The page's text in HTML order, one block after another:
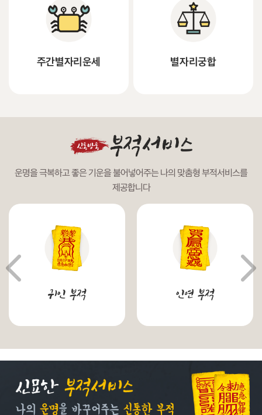
주간별자리운세 별자리궁합
운명을 극복하고 좋은 기운을 불어넣어주는 나의 맞춤형 부적서비스를
제공합니다
귀인 부적 인연 부적